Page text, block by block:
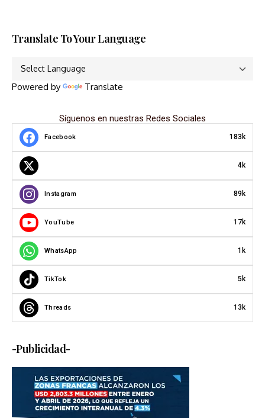
Translate To Your Language
Powered by Translate
Síguenos en nuestras Redes Sociales
Facebook 183k
4k
Instagram 89k
YouTube 17k
WhatsApp 1k
TikTok 5k
Threads 13k
-Publicidad-